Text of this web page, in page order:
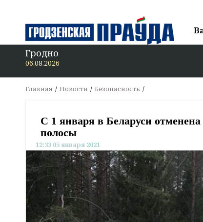
Гродно
06.08.2026 В
Главная Новости Безопасность
С 1 января в Беларуси
полосы
12:33 05 января 2021